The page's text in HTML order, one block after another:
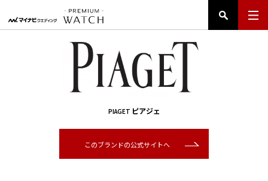
PIAGET ピアジェ
このブランドの公式サイトへ